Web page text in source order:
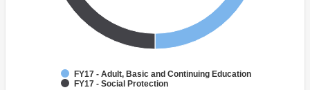
FY17 - Adult, Basic and Continuing Education
FY17 - Social Protection